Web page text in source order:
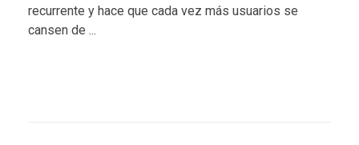
recurrente y hace que cada vez más usuarios se
cansen de ...